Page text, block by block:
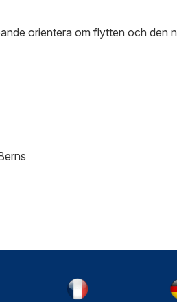
orientera om flytten och den